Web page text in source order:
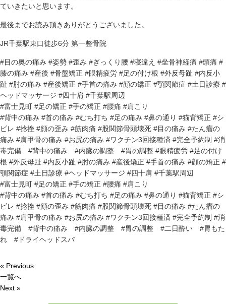
ていきたいと思います。
最後までお読み頂きありがとうございました。
JR千葉駅東口徒歩6分 第一整骨院
#目の奥の痛み #姿勢 #歪み #ぎっくり腰 #寝違え #坐骨神経痛 #頭痛 #
膝の痛み #産後 #骨盤矯正 #眼精疲労 #足の付け根 #外反母趾 #内反小
趾 #肘の痛み #産後矯正 #手首の痛み #顔の矯正 #顎関節症 #土日診療 #
ヘッドマッサージ #四十肩 #千葉駅周辺
#富士見町 #足の矯正 #手の矯正 #腰痛 #肩こり
#背中の痛み #首の痛み #むち打ち #足の痛み #鼻の通り #猫背矯正 #シ
ビレ #捻挫 #顔の歪み #筋肉痛 #股関節骨頭壊死 #目の痛み #たん瘤の
痛み #肩甲骨の痛み #お尻の痛み #ワクチン3回接種済 #完全予約制 #消
毒完備 #背中の痛み #内臓の調整 #胃の調整 #眼精疲労 #足の付け
根 #外反母趾 #内反小趾 #肘の痛み #産後矯正 #手首の痛み #顔の矯正 #
顎関節症 #土日診療 #ヘッドマッサージ #四十肩 #千葉駅周辺
#富士見町 #足の矯正 #手の矯正 #腰痛 #肩こり
#背中の痛み #首の痛み #むち打ち #足の痛み #鼻の通り #猫背矯正 #シ
ビレ #捻挫 #顔の歪み #筋肉痛 #股関節骨頭壊死 #目の痛み #たん瘤の
痛み #肩甲骨の痛み #お尻の痛み #ワクチン3回接種済 #完全予約制 #消
毒完備 #背中の痛み #内臓の調整 #胃の調整 #二日酔い #胃もた
れ #ドライヘッドスパ
« Previous
一覧へ
Next »